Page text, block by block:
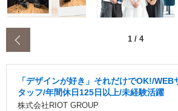
1 / 4
「デザインが好き」それだけでOK!/WEB
タッフ/年間休日125日以上/未経験活躍
株式会社RIOT GROUP